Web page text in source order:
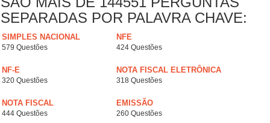
SEPARADAS POR PALAVRA CHAVE:
SIMPLES NACIONAL
579 Questões
NFE
424 Questões
NF-E
320 Questões
NOTA FISCAL ELETRÔNICA
318 Questões
NOTA FISCAL
444 Questões
EMISSÃO
260 Questões